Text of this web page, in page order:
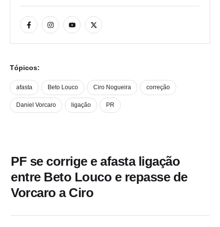
Tópicos:
afasta Beto Louco Ciro Nogueira correção
Daniel Vorcaro ligação PR
PF se corrige e afasta ligação
entre Beto Louco e repasse de
Vorcaro a Ciro